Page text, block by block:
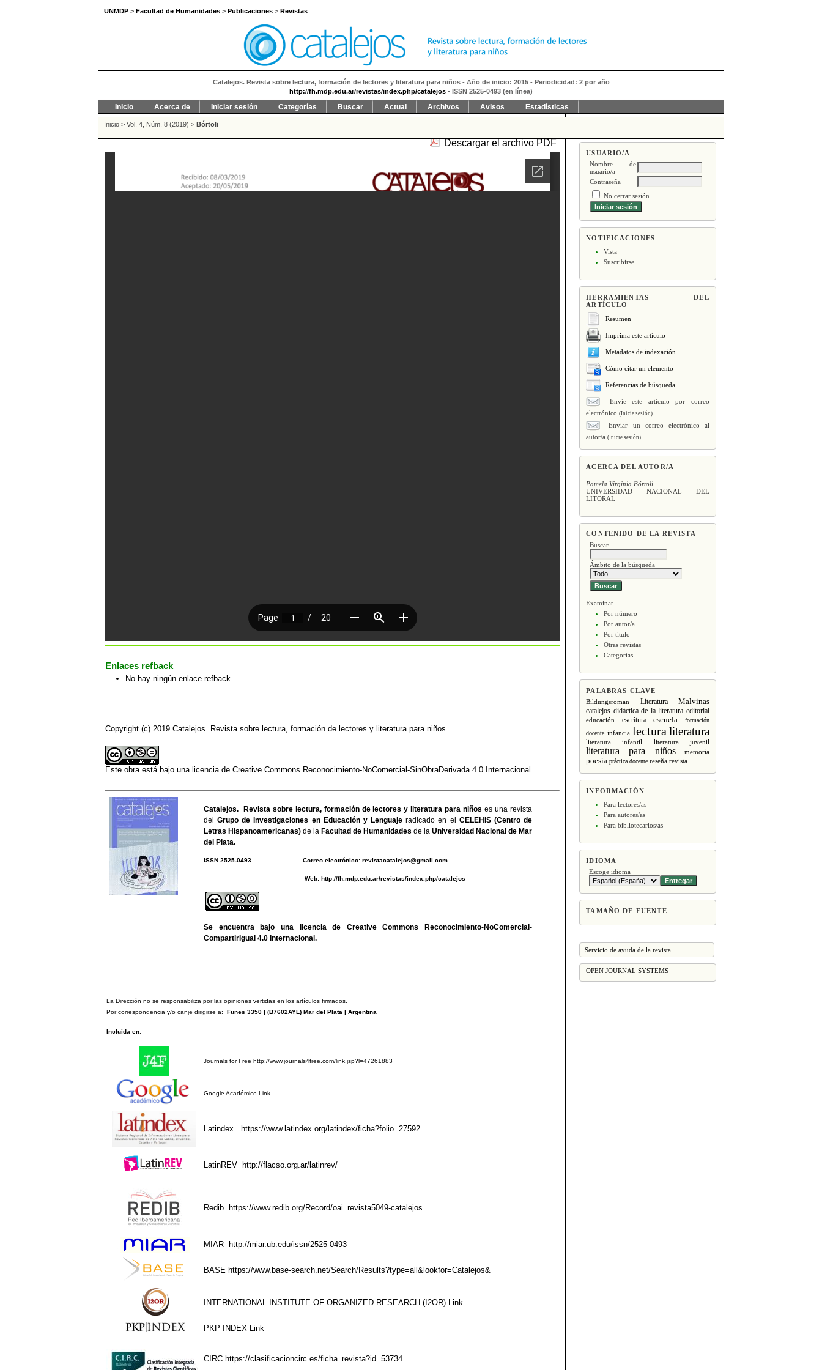
UNMDP > Facultad de Humanidades > Publicaciones > Revistas
Catalejos. Revista sobre lectura, formación de lectores y literatura para niños - Año de inicio: 2015 - Periodicidad: 2 por año
http://fh.mdp.edu.ar/revistas/index.php/catalejos - ISSN 2525-0493 (en línea)
USUARIO/A
Nombre de
usuario/a
Contraseña
No cerrar sesión
NOTIFICACIONES
Vista
Suscribirse
HERRAMIENTAS DEL
ARTÍCULO
Resumen
Imprima este artículo
Metadatos de indexación
Cómo citar un elemento
Referencias de búsqueda
Envíe este artículo por correo
electrónico(Inicie sesión)
Enviar un correo electrónico al
autor/a(Inicie sesión)
ACERCA DEL AUTOR/A
Pamela Virginia Bórtoli
UNIVERSIDAD NACIONAL DEL
LITORAL
CONTENIDO DE LA REVISTA
Buscar
Ámbito de la búsqueda
Examinar
Por número
Por autor/a
Por título
Otras revistas
Categorías
PALABRAS CLAVE
Bildungsroman Literatura Malvinas
catalejos didáctica de la literatura editorial
educación escritura escuela
formación
docente infancia lectura literatura
literatura infantil literatura juvenil
literatura para niños memoria
poesía práctica docente reseña revista
INFORMACIÓN
Para lectores/as
Para autores/as
Para bibliotecarios/as
IDIOMA
Escoge idioma
TAMAÑO DE FUENTE
Servicio de ayuda de la revista
OPEN JOURNAL SYSTEMS
Inicio Acerca de Iniciar sesión Categorías Buscar Actual Archivos Avisos Estadísticas
Inicio > Vol. 4, Núm. 8 (2019) > Bórtoli
Descargar el archivo PDF
Enlaces refback
No hay ningún enlace refback.
Copyright (c) 2019 Catalejos. Revista sobre lectura, formación de lectores y literatura para niños
Este obra está bajo una licencia de Creative Commons Reconocimiento-NoComercial-SinObraDerivada 4.0 Internacional
Catalejos. Revista sobre lectura, formación de lectores y literatura para niños es una revista
del Grupo de Investigaciones en Educación y Lenguaje radicado en el CELEHIS (Centro de
Letras Hispanoamericanas) de la Facultad de Humanidades de la Universidad Nacional de Mar
del Plata.
ISSN 2525-0493 Correo electrónico: revistacatalejos@gmail.com
Web: http://fh.mdp.edu.ar/revistas/index.php/catalejos
Se encuentra bajo una licencia de Creative Commons Reconocimiento-NoComercial-
CompartirIgual 4.0 Internacional.
La Dirección no se responsabiliza por las opiniones vertidas en los artículos firmados.
Por correspondencia y/o canje dirigirse a: Funes 3350 | (B7602AYL) Mar del Plata | Argentina
Incluida en:
Journals for Free http://www.journals4free.com/link.jsp?l=47261883
Google Académico Link
Latindex https://www.latindex.org/latindex/ficha?folio=27592
LatinREV http://flacso.org.ar/latinrev/
Redib https://www.redib.org/Record/oai_revista5049-catalejos
MIAR http://miar.ub.edu/issn/2525-0493
BASE https://www.base-search.net/Search/Results?type=all&lookfor=Catalejos&
INTERNATIONAL INSTITUTE OF ORGANIZED RESEARCH (I2OR) Link
PKP INDEX Link
CIRC https://clasificacioncirc.es/ficha_revista?id=53734